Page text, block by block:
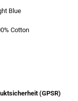
Blue
Cotton
(GPSR)